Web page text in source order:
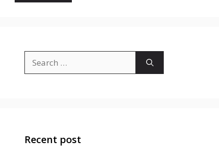
for:
Recent post